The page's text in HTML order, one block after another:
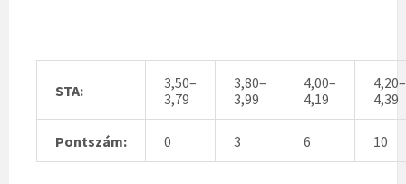
STA:
3,50–
3,79
3,80–
3,99
4,00–
4,19
4,20–
4,39
Pontszám: 0 3 6 10